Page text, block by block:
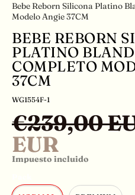
Bebe Reborn Silicona Platino
Modelo Angie 37CM
BEBE REBORN
PLATINO
COMPLETO
37CM
WG1554F-1
€239,00
EUR
Impuesto incluido